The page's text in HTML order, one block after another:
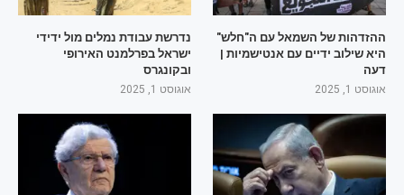
ההזדהות של השמאל עם ה"חלש"
היא שילוב ידיים עם אנטישמיות |
דעה
אוגוסט 1, 2025
נדרשת עבודת נמלים מול ידידי
ישראל בפרלמנט האירופי
ובקונגרס
אוגוסט 1, 2025